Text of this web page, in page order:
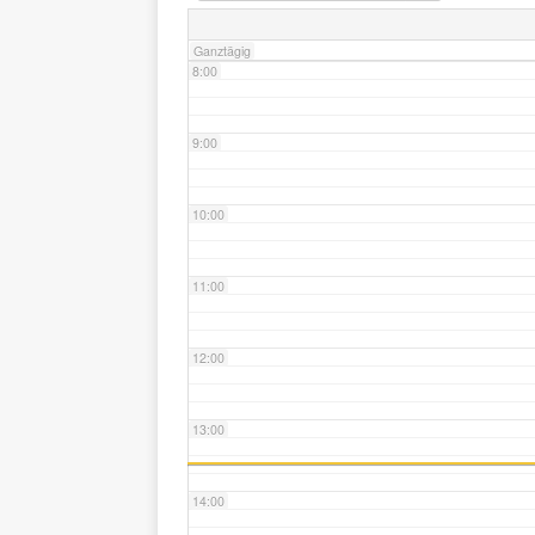
Ganztägig
8:00
9:00
10:00
11:00
12:00
13:00
14:00